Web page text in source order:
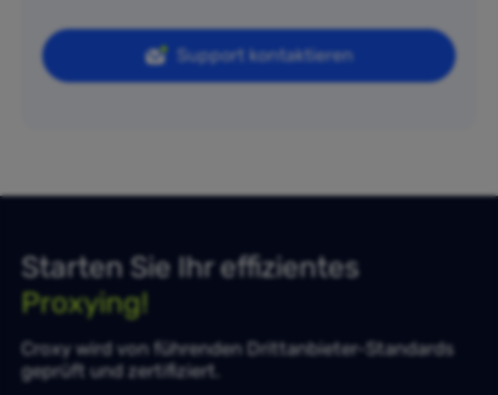
Support kontaktieren
Starten Sie Ihr effizientes
Proxying!
Croxy wird von führenden Drittanbieter-Standards
geprüft und zertifiziert.